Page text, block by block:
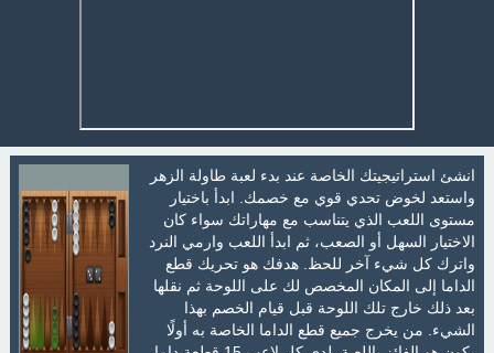
انشئ استراتيجيتك الخاصة عند بدء لعبة طاولة الزهر
واستعد لخوض تحدي قوي مع خصمك. ابدأ باختيار
مستوى اللعب الذي يتناسب مع مهاراتك سواء كان
الاختيار السهل أو الصعب، ثم ابدأ اللعب وارمي النرد
واترك كل شيء آخر للحظ. هدفك هو تحريك قطع
الداما إلى المكان المخصص لك على اللوحة ثم نقلها
بعد ذلك خارج تلك اللوحة قبل قيام الخصم بهذا
الشيء. من يخرج جميع قطع الداما الخاصة به أولًا